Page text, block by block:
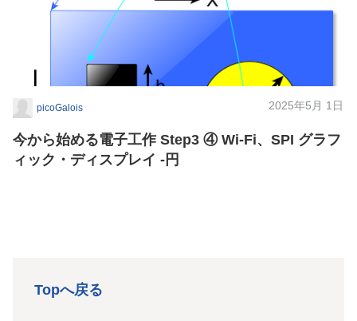
picoGalois 2025年5月 1日
今から始める電子工作 Step3 ④ Wi-Fi、SPI グラフ
ィック・ディスプレイ -円
Topへ戻る